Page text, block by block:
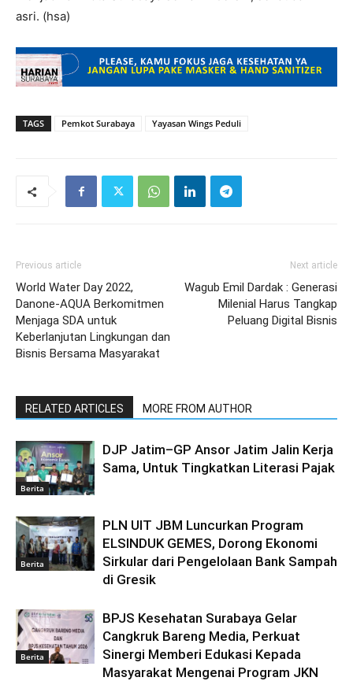
asri. (hsa)
TAGS Pemkot Surabaya Yayasan Wings Peduli
Previous article
World Water Day 2022,
Danone-AQUA Berkomitmen
Menjaga SDA untuk
Keberlanjutan Lingkungan dan
Bisnis Bersama Masyarakat
Next article
Wagub Emil Dardak : Generasi
Milenial Harus Tangkap
Peluang Digital Bisnis
RELATED ARTICLES MORE FROM AUTHOR
Berita
DJP Jatim–GP Ansor Jatim Jalin Kerja
Sama, Untuk Tingkatkan Literasi Pajak
Berita
PLN UIT JBM Luncurkan Program
ELSINDUK GEMES, Dorong Ekonomi
Sirkular dari Pengelolaan Bank Sampah
di Gresik
Berita
BPJS Kesehatan Surabaya Gelar
Cangkruk Bareng Media, Perkuat
Sinergi Memberi Edukasi Kepada
Masyarakat Mengenai Program JKN